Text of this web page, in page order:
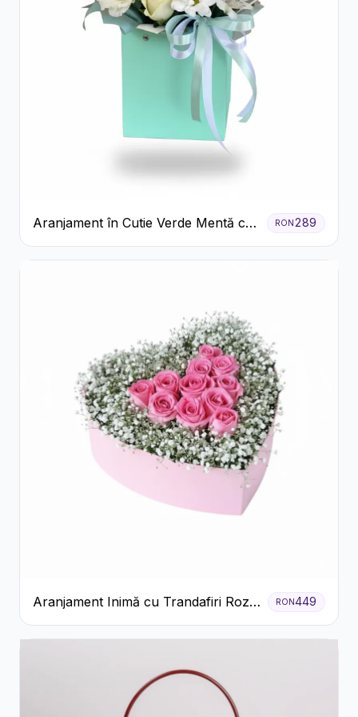
Aranjament în Cutie Verde Mentă cu
Trandafiri și Alstroemeria
RON289
Aranjament Inimă cu Trandafiri Roz
și Gypsophila Albă
RON449